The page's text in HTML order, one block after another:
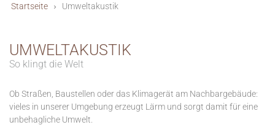
Startseite Umweltakustik
UMWELTAKUSTIK
So klingt die Welt
Ob Straßen, Baustellen oder das Klimagerät am Nachbargebäude:
vieles in unserer Umgebung erzeugt Lärm und sorgt damit für eine
unbehagliche Umwelt.